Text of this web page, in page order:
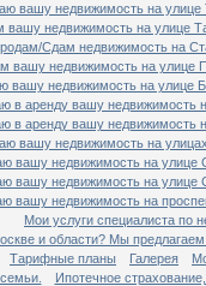
вашу недвижимость на улице
вашу недвижимость на улице
Сдам недвижимость на
вашу недвижимость на улице
вашу недвижимость на улице
в аренду вашу недвижимость
в аренду вашу недвижимость
вашу недвижимость на
вашу недвижимость на улице
вашу недвижимость на улице
вашу недвижимость на
Мои услуги специалиста по
и области? Мы
Тарифные планы Галерея
Ипотечное